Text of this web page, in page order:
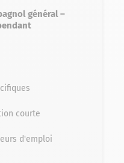
général –
courte
d'emploi